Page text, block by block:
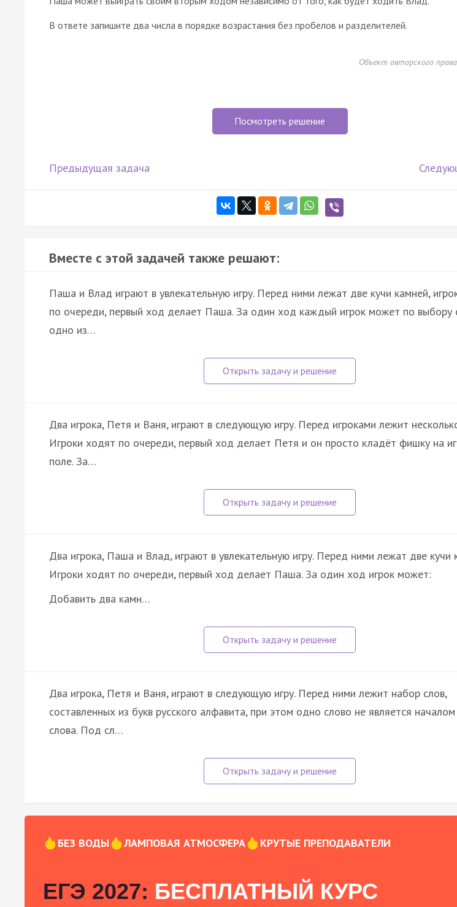
В ответе запишите два числа в порядке возрастания без пробелов и разделителей.
Объект авторского
Посмотреть решение
Предыдущая задача
Вместе с этой задачей также решают:
Паша и Влад играют в увлекательную игру. Перед ними лежат две кучи камней,
по очереди, первый ход делает Паша. За один ход каждый игрок может по выбору
одно из…
Два игрока, Петя и Ваня, играют в следующую игру. Перед игроками лежит
Игроки ходят по очереди, первый ход делает Петя и он просто кладёт фишку на
поле. За…
Два игрока, Паша и Влад, играют в увлекательную игру. Перед ними лежат две кучи
Игроки ходят по очереди, первый ход делает Паша. За один ход игрок может:
Добавить два камн…
Два игрока, Петя и Ваня, играют в следующую игру. Перед ними лежит набор слов,
составленных из букв русского алфавита, при этом одно слово не является началом
слова. Под сл…
БЕЗ ВОДЫ ЛАМПОВАЯ АТМОСФЕРА КРУТЫЕ ПРЕПОДАВАТЕЛИ
ЕГЭ 2027: БЕСПЛАТНЫЙ КУРС